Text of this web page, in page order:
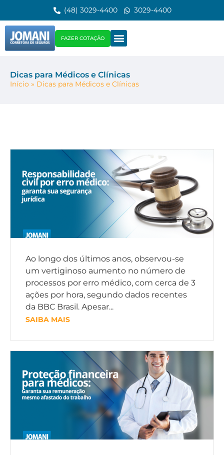
(48) 3029-4400 3029-4400
FAZER COTAÇÃO
Dicas para Médicos e Clínicas
Início » Dicas para Médicos e Clínicas
Ao longo dos últimos anos, observou-se
um vertiginoso aumento no número de
processos por erro médico, com cerca de 3
ações por hora, segundo dados recentes
da BBC Brasil. Apesar...
SAIBA MAIS